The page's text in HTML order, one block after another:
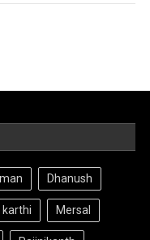
Dhanush
karthi Mersal